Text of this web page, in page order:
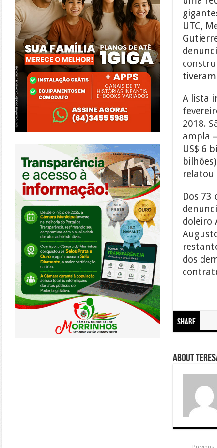
UTC,
A lista
2018.
ampla
US$ 6
relatou
Dos
doleiro
dos
Share
About
Previous
https://morrinhos.go.leg.br/